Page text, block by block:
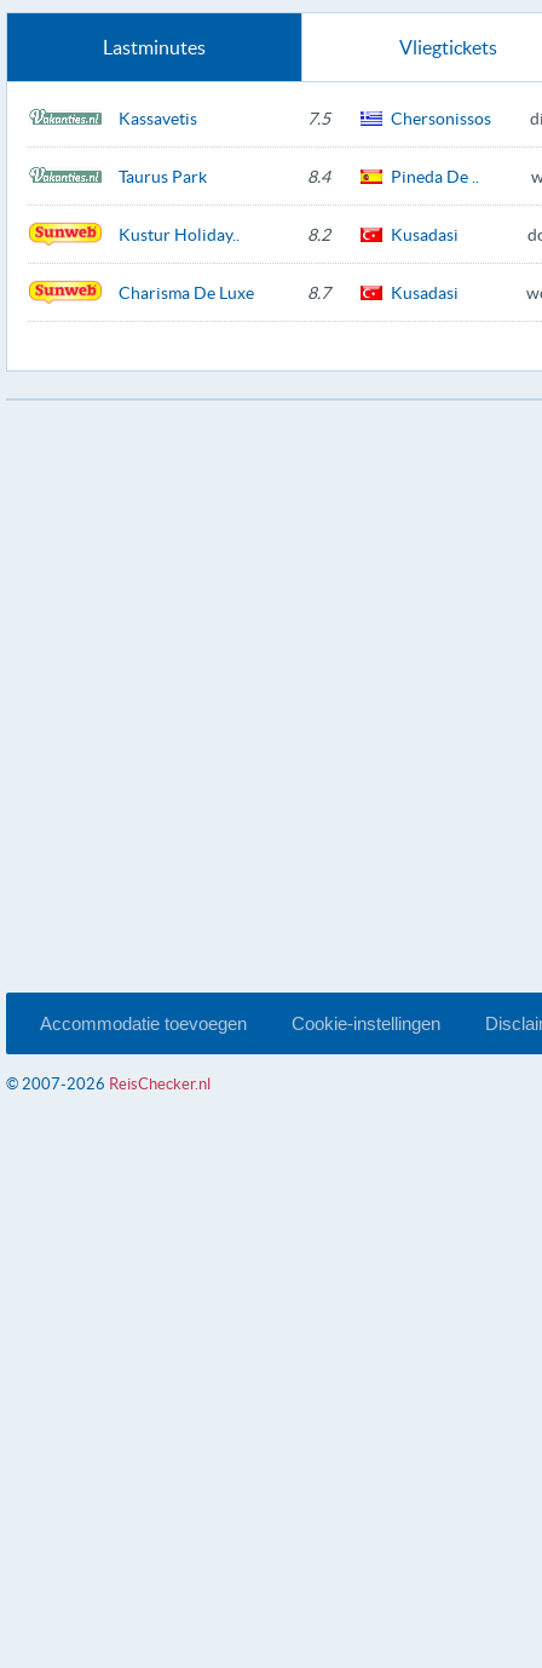
Lastminutes Vliegtickets
Kassavetis 7.5 Chersonissos
Taurus Park 8.4 Pineda De ..
Kustur Holiday.. 8.2 Kusadasi
Charisma De Luxe 8.7 Kusadasi
Accommodatie toevoegen Cookie-instellingen
© 2007-2026 ReisChecker.nl